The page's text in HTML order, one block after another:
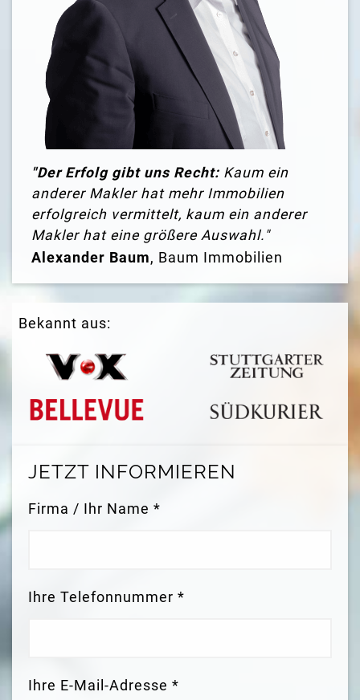
"Der Erfolg gibt uns Recht: Kaum ein
anderer Makler hat mehr Immobilien
erfolgreich vermittelt, kaum ein anderer
Makler hat eine größere Auswahl."
Alexander Baum, Baum Immobilien
Bekannt aus:
JETZT INFORMIEREN
Firma / Ihr Name *
Ihre Telefonnummer *
Ihre E-Mail-Adresse *